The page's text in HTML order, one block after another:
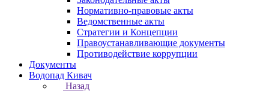
Нормативно-правовые акты
Ведомственные акты
Стратегии и Концепции
Правоустанавливающие документы
Противодействие коррупции
Документы
Водопад Кивач
Назад